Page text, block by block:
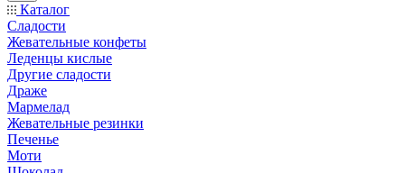
Каталог
Сладости
Жевательные конфеты
Леденцы кислые
Другие сладости
Драже
Мармелад
Жевательные резинки
Печенье
Моти